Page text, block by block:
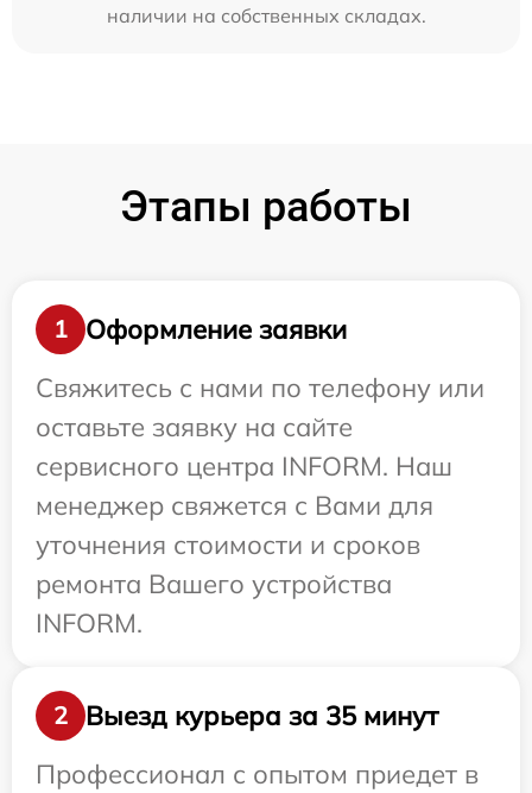
наличии на собственных складах.
Этапы работы
1
Оформление заявки
Свяжитесь с нами по телефону или
оставьте заявку на сайте
сервисного центра INFORM. Наш
менеджер свяжется с Вами для
уточнения стоимости и сроков
ремонта Вашего устройства
INFORM.
2
Выезд курьера за 35 минут
Профессионал с опытом приедет в